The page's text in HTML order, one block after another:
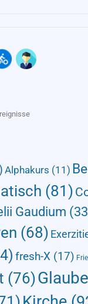
Alphakurs (11)
(81)
Gaudium
(68)
fresh-X (17)
(76)Glaube